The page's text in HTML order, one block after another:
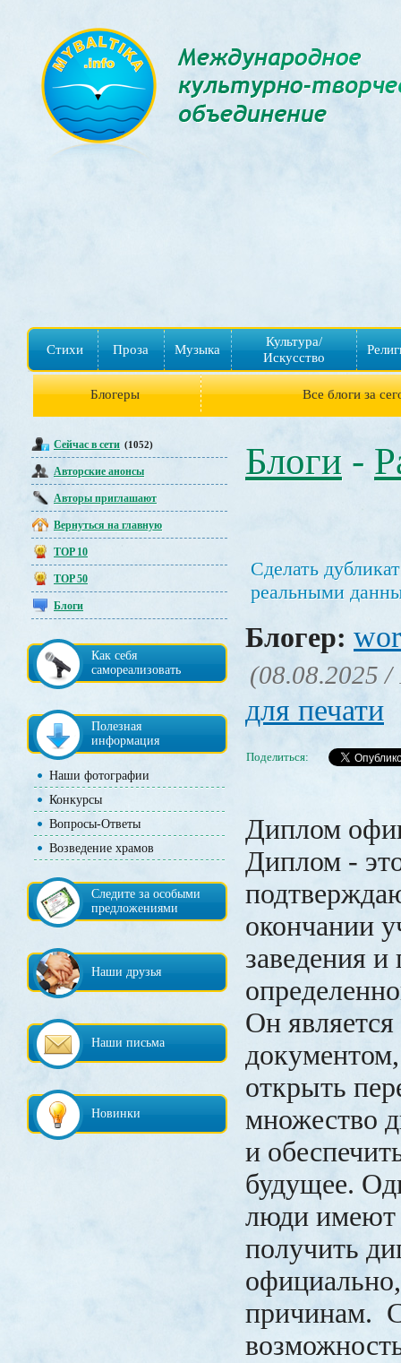
Стихи Проза Музыка
Культура/
Искусство
Блогеры Все блоги за
Сейчас в сети (1052)
Авторские анонсы
Авторы приглашают
Вернуться на главную
TOP 10
TOP 50
Блоги
Как себя
самореализовать
Полезная
информация
Наши фотографии
Конкурсы
Вопросы-Ответы
Возведение храмов
Следите за особыми
предложениями
Наши друзья
Наши письма
Новинки
Блоги -
Сделать
реальными
Блогер:
(08.08.2025 /
для печати
Поделиться:
Диплом
Диплом -
окончании
заведения
Он
открыть
множество
и
будущее.
люди имеют
получить
причинам.